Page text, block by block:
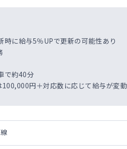
時に給与5％UPで更新の可能性あり
で約40分
円＋対応数に応じて給与が変